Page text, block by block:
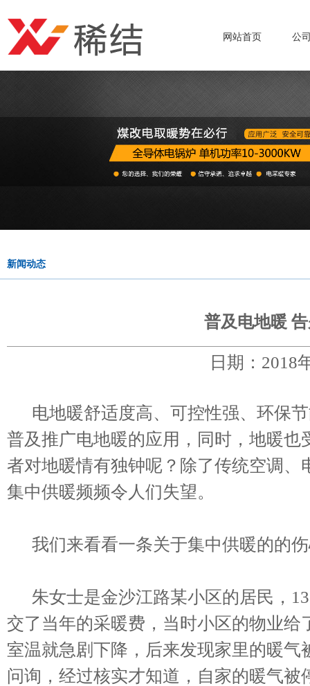
网站首页 公
新闻动态
普及电地暖
日期：2018
电地暖舒适度高、可控性强、环保
普及推广电地暖的应用，同时，地暖
者对地暖情有独钟呢？除了传统空调
集中供暖频频令人们失望。
我们来看看一条关于集中供暖的的
朱女士是金沙江路某小区的居民，
交了当年的采暖费，当时小区的物业
室温就急剧下降，后来发现家里的暖
问询，经过核实才知道，自家的暖气被